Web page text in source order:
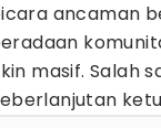
ancaman
masif. Salah